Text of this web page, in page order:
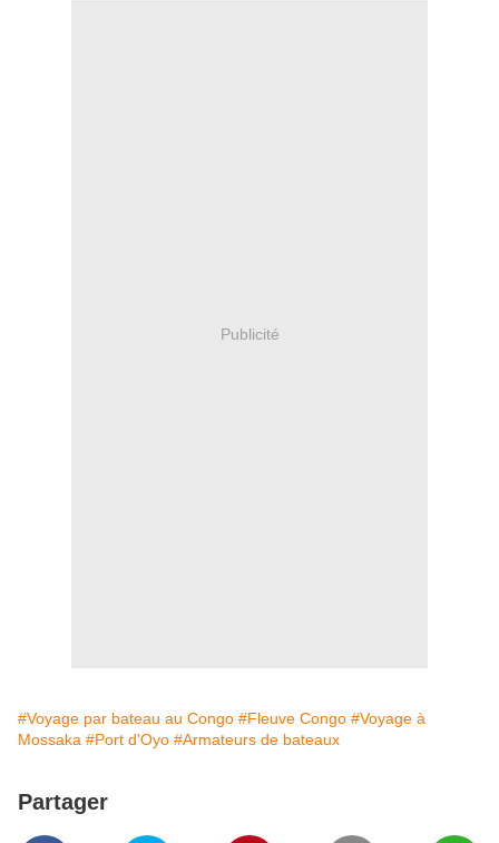
Publicité
#Voyage par bateau au Congo #Fleuve Congo #Voyage à
Mossaka #Port d'Oyo #Armateurs de bateaux
Partager